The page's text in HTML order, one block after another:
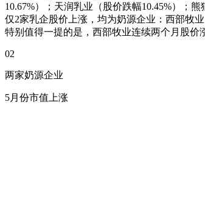
10.67%）；天润乳业（股价跌幅10.45%）；熊
仅2家乳企股价上涨，均为奶源企业：西部牧
特别值得一提的是，西部牧业连续两个月股价
02
两家奶源企业
5月份市值上涨